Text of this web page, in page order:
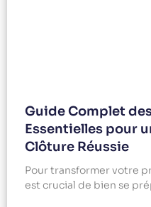
Guide Complet
Essentielles pour
Clôture Réussie
Pour transformer votre
est crucial de bien se